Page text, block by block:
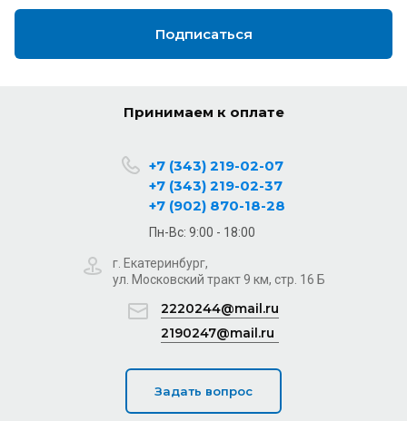
Подписаться
Принимаем к оплате
+7 (343) 219-02-07
+7 (343) 219-02-37
+7 (902) 870-18-28
Пн-Вс: 9:00 - 18:00
г. Екатеринбург,
ул. Московский тракт 9 км, стр. 16 Б
2220244@mail.ru
2190247@mail.ru
Задать вопрос